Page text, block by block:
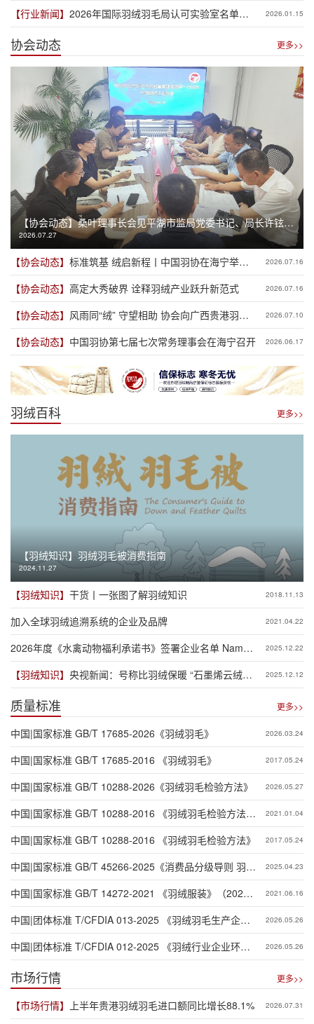
【行业新闻】 2026年国际羽绒羽毛局认可实验室名单公
布
2026.01.15
协会动态 更多>>
【协会动态】桑叶理事长会见平湖市监局党委书记、局长许铉一
行
2026.07.27
【协会动态】 标准筑基 绒启新程丨中国羽协在海宁举办
高品质羽绒产业发展趋势分享会
2026.07.16
【协会动态】 高定大秀破界 诠释羽绒产业跃升新范式 2026.07.16
【协会动态】 风雨同“绒” 守望相助 协会向广西贵港羽协
捐款用于灾后重建
2026.07.10
【协会动态】 中国羽协第七届七次常务理事会在海宁召开 2026.06.17
羽绒百科 更多>>
【羽绒知识】 羽绒羽毛被消费指南
2024.11.27
【羽绒知识】 干货丨一张图了解羽绒知识 2018.11.13
加入全球羽绒追溯系统的企业及品牌 2021.04.22
2026年度《水禽动物福利承诺书》签署企业名单 Name
List of 2026 Waterfowl Animal Welfare Commitment
2025.12.22
【羽绒知识】 央视新闻：号称比羽绒保暖 “石墨烯云绒棉”
黑科技还是智商税？
2025.12.12
质量标准 更多>>
中国|国家标准 GB/T 17685-2026《羽绒羽毛》 2026.03.24
中国|国家标准 GB/T 17685-2016 《羽绒羽毛》 2017.05.24
中国|国家标准 GB/T 10288-2026《羽绒羽毛检验方法》 2026.05.27
中国|国家标准 GB/T 10288-2016 《羽绒羽毛检验方法》
第1号修改单
2021.01.04
中国|国家标准 GB/T 10288-2016 《羽绒羽毛检验方法》 2017.05.24
中国|国家标准 GB/T 45266-2025《消费品分级导则 羽绒
制品》
2025.04.23
中国|国家标准 GB/T 14272-2021 《羽绒服装》（2022
年4月1日实施）
2021.06.16
中国|团体标准 T/CFDIA 013-2025 《羽绒羽毛生产企业
温室气体排放核算与报告要求》
2026.05.26
中国|团体标准 T/CFDIA 012-2025 《羽绒行业企业环境
社会治理（ESG） 披露指南》
2026.05.26
市场行情 更多>>
【市场行情】 上半年贵港羽绒羽毛进口额同比增长88.1% 2026.07.31